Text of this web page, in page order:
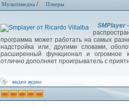
Мультимедиа / Плееры
SMPlayer
программа может работать на самых
надстройка или, другими словами,
расширенный функционал и огромное
отлично дополняет проигрыватель с
видео аудио